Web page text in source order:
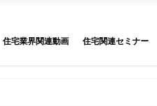
住宅業界関連動画 住宅関連セミナー